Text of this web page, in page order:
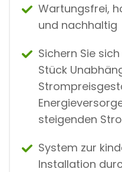
Wartungsfrei,
und nachhaltig
Sichern Sie
Stück
steigenden
System zur
Installation